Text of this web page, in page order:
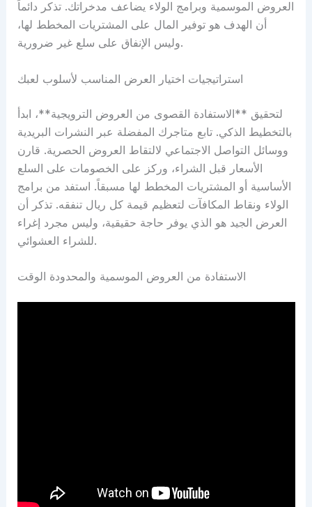
العروض الموسمية وبرامج الولاء يضاعف مدخراتك. تذكر دائماً
أن الهدف هو توفير المال على المشتريات المخطط لها،
وليس الإنفاق على سلع غير ضرورية.
استراتيجيات اختيار العرض المناسب لأسلوب لعبك
لتحقيق **الاستفادة القصوى من العروض الترويجية**، ابدأ
بالتخطيط الذكي. تابع متاجرك المفضلة عبر النشرات البريدية
ووسائل التواصل الاجتماعي لالتقاط العروض الحصرية. قارن
الأسعار قبل الشراء، وركز على الخصومات على السلع
الأساسية أو المشتريات المخطط لها مسبقاً. استفد من برامج
الولاء ونقاط المكافآت لتعظيم قيمة كل ريال تنفقه. تذكر أن
العرض الجيد هو الذي يوفر حاجة حقيقية، وليس مجرد إغراء
للشراء العشوائي.
الاستفادة من العروض الموسمية والمحدودة الوقت